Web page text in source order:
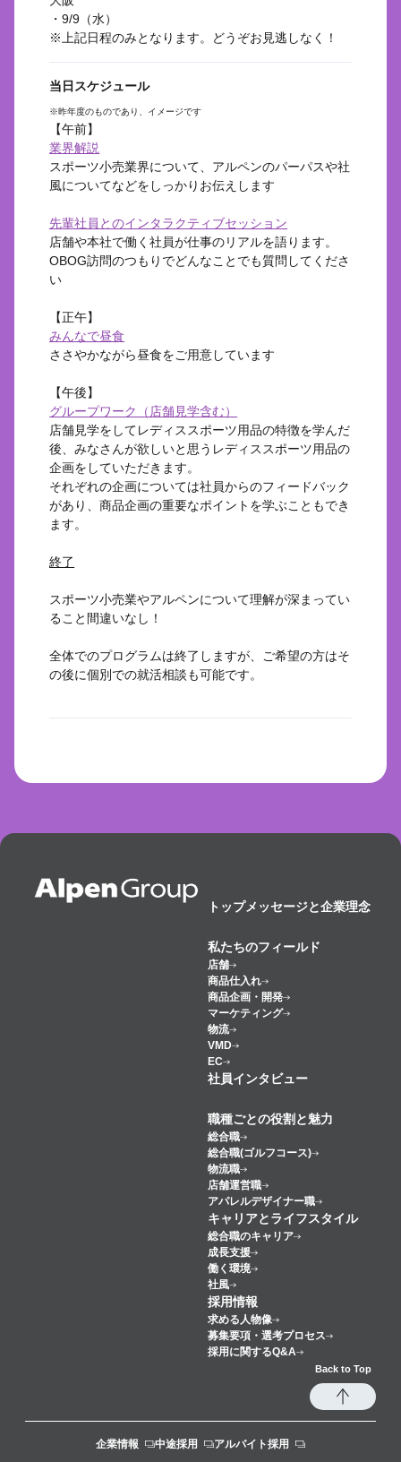
・9/9（水）
※上記日程のみとなります。どうぞお見逃しなく！
当日スケジュール
※昨年度のものであり、イメージです
【午前】
業界解説
スポーツ小売業界について、アルペンのパーパスや社
風についてなどをしっかりお伝えします
先輩社員とのインタラクティブセッション
店舗や本社で働く社員が仕事のリアルを語ります。
OBOG訪問のつもりでどんなことでも質問してくださ
い
【正午】
みんなで昼食
ささやかながら昼食をご用意しています
【午後】
グループワーク（店舗見学含む）
店舗見学をしてレディススポーツ用品の特徴を学んだ
後、みなさんが欲しいと思うレディススポーツ用品の
企画をしていただきます。
それぞれの企画については社員からのフィードバック
があり、商品企画の重要なポイントを学ぶこともでき
ます。
終了
スポーツ小売業やアルペンについて理解が深まってい
ること間違いなし！
全体でのプログラムは終了しますが、ご希望の方はそ
の後に個別での就活相談も可能です。
トップメッセージと企業理念
私たちのフィールド
店舗
商品仕入れ
商品企画・開発
マーケティング
物流
VMD
EC
社員インタビュー
職種ごとの役割と魅力
総合職
総合職(ゴルフコース)
物流職
店舗運営職
アパレルデザイナー職
キャリアとライフスタイル
総合職のキャリア
成長支援
働く環境
社風
採用情報
求める人物像
募集要項・選考プロセス
採用に関するQ&A
Back to Top
企業情報 中途採用 アルバイト採用